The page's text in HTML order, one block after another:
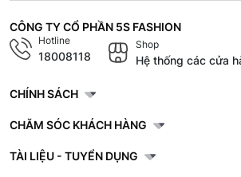
CÔNG TY CỔ PHẦN 5S FASHION
Hotline
18008118
Shop
Hệ thống các cửa
CHÍNH SÁCH
CHĂM SÓC KHÁCH HÀNG
TÀI LIỆU - TUYỂN DỤNG